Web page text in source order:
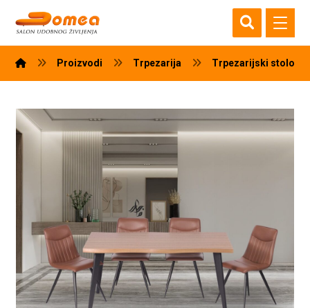
Proizvodi Trpezarija Trpezarijski stolovi